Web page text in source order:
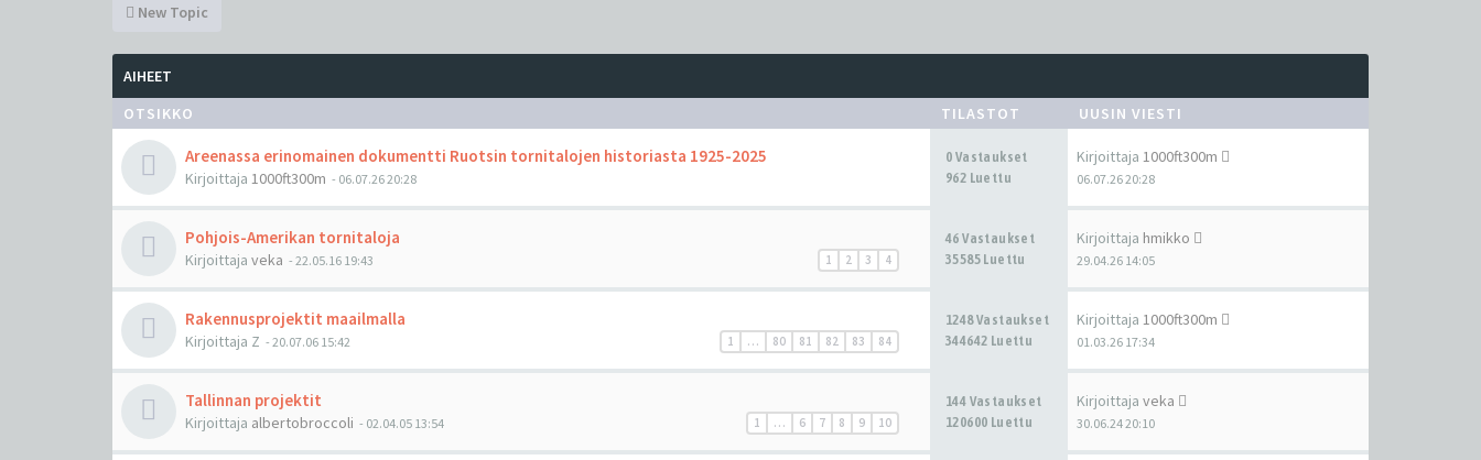
New Topic
AIHEET
OTSIKKO
TILASTOT UUSIN VIESTI
Areenassa erinomainen dokumentti Ruotsin tornitalojen historiasta 1925-2025
Kirjoittaja 1000ft300m - 06.07.26 20:28
0 Vastaukset
962 Luettu
Kirjoittaja 1000ft300m
06.07.26 20:28
Pohjois-Amerikan tornitaloja
1 2 3 4
Kirjoittaja veka - 22.05.16 19:43
46 Vastaukset
35585 Luettu
Kirjoittaja hmikko
29.04.26 14:05
Rakennusprojektit maailmalla
1 … 80 81 82 83 84
Kirjoittaja Z - 20.07.06 15:42
1248 Vastaukset
344642 Luettu
Kirjoittaja 1000ft300m
01.03.26 17:34
Tallinnan projektit
1 … 6 7 8 9 10
Kirjoittaja albertobroccoli - 02.04.05 13:54
144 Vastaukset
120600 Luettu
Kirjoittaja veka
30.06.24 20:10